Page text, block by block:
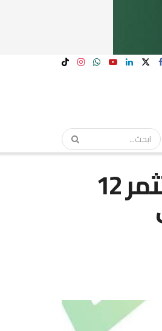
“أصدقاء البيئة” للوقود الحيوى تستثمر 12